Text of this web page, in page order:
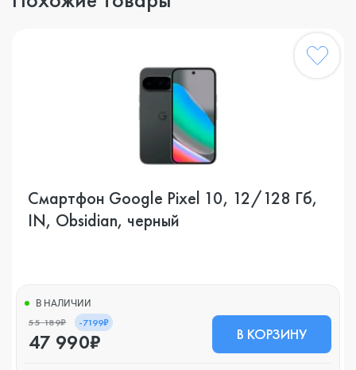
Смартфон Google Pixel 10, 12/128 Гб,
IN, Obsidian, черный
В НАЛИЧИИ
55 189₽ -7199₽
47 990₽ В КОРЗИНУ